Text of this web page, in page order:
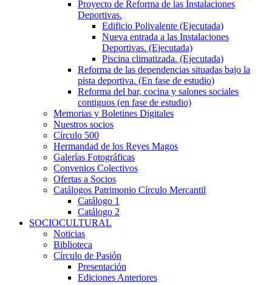
Proyecto de Reforma de las Instalaciones
Deportivas.
Edificio Polivalente (Ejecutada)
Nueva entrada a las Instalaciones
Deportivas. (Ejecutada)
Piscina climatizada. (Ejecutada)
Reforma de las dependencias situadas bajo la
pista deportiva. (En fase de estudio)
Reforma del bar, cocina y salones sociales
contiguos (en fase de estudio)
Memorias y Boletines Digitales
Nuestros socios
Círculo 500
Hermandad de los Reyes Magos
Galerías Fotográficas
Convenios Colectivos
Ofertas a Socios
Catálogos Patrimonio Círculo Mercantil
Catálogo 1
Catálogo 2
SOCIOCULTURAL
Noticias
Biblioteca
Círculo de Pasión
Presentación
Ediciones Anteriores